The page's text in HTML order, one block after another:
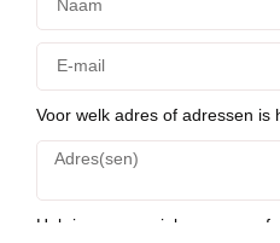
Voor welk adres of adressen is
Heb je nog speciale wensen of